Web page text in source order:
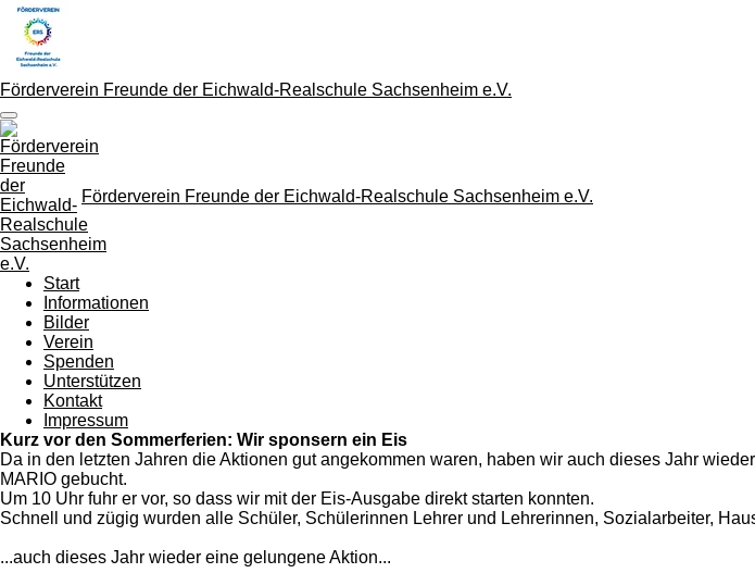
Zum
Hauptinhalt
springen
Förderverein Freunde der Eichwald-Realschule Sachsenheim e.V.
Förderverein Freunde der Eichwald-Realschule Sachsenheim e.V.
Start
Informationen
Bilder
Verein
Spenden
Unterstützen
Kontakt
Impressum
Kurz vor den Sommerferien: Wir sponsern ein Eis
Da in den letzten Jahren die Aktionen gut angekommen waren, haben wir auch dieses Jahr
MARIO gebucht.
Um 10 Uhr fuhr er vor, so dass wir mit der Eis-Ausgabe direkt starten konnten.
Schnell und zügig wurden alle Schüler, Schülerinnen Lehrer und Lehrerinnen, Sozialarbeiter,
...auch dieses Jahr wieder eine gelungene Aktion...